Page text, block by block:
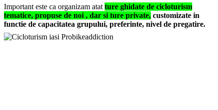
Important este ca organizam atat ture ghidate de cicloturism
tematice, propuse de noi , dar si ture private, customizate in
functie de capacitatea grupului, preferinte, nivel de pregatire.